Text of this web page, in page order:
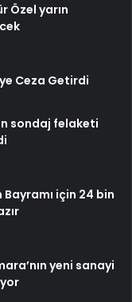
Özel yarın
Ceza Getirdi
sondaj felaketi
Bayramı için 24 bin
yeni sanayi